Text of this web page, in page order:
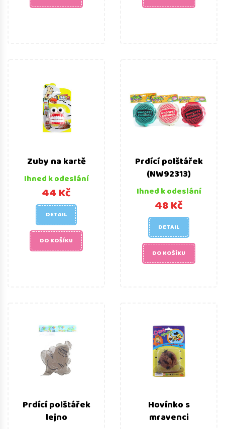
Zuby na kartě
Ihned k odeslání
44 Kč
DETAIL
DO KOŠÍKU
Prdící polštářek
(NW92313)
Ihned k odeslání
48 Kč
DETAIL
DO KOŠÍKU
Prdící polštářek
lejno
Hovínko s
mravenci